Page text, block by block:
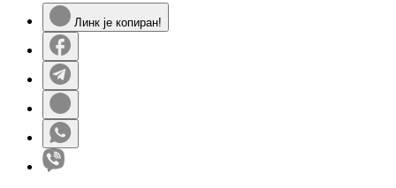
Линк је копиран!